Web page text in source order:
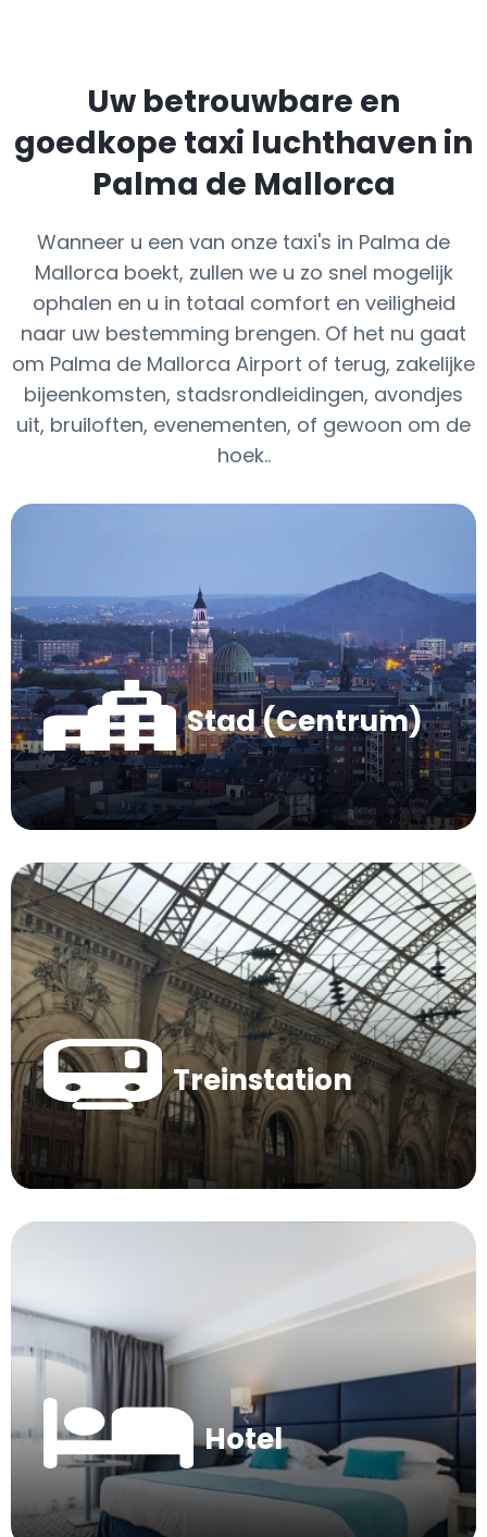
Uw betrouwbare en
goedkope taxi luchthaven in
Palma de Mallorca
Wanneer u een van onze taxi's in Palma de
Mallorca boekt, zullen we u zo snel mogelijk
ophalen en u in totaal comfort en veiligheid
naar uw bestemming brengen. Of het nu gaat
om Palma de Mallorca Airport of terug, zakelijke
bijeenkomsten, stadsrondleidingen, avondjes
uit, bruiloften, evenementen, of gewoon om de
hoek..
Stad (Centrum)
Treinstation
Hotel